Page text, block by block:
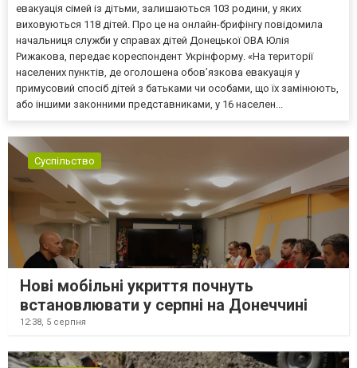
евакуація сімей із дітьми, залишаються 103 родини, у яких
виховуються 118 дітей. Про це на онлайн-брифінгу повідомила
начальниця служби у справах дітей Донецької ОВА Юлія
Рижакова, передає кореспондент Укрінформу. «На території
населених пунктів, де оголошена обов’язкова евакуація у
примусовий спосіб дітей з батьками чи особами, що їх замінюють,
або іншими законними представниками, у 16 населен...
Суспільство
Нові мобільні укриття почнуть
встановлювати у серпні на Донеччині
12:38, 5 серпня